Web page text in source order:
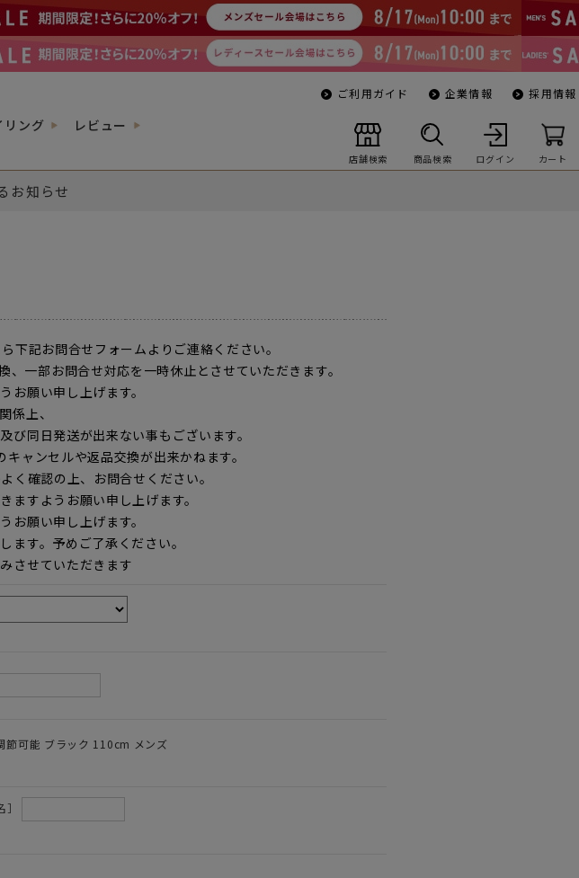
リング レビュー
ご利用ガイド 企業情報 採用情報
店舗検索 商品検索 ログイン カート
お知らせ
下記お問合せフォームよりご連絡ください。
一部お問合せ対応を一時休止とさせていただきます。
願い申し上げます。
係上、
同日発送が出来ない事もございます。
ャンセルや返品交換が出来かねます。
確認の上、お問合せください。
すようお願い申し上げます。
願い申し上げます。
す。予めご了承ください。
させていただきます
節可能 ブラック 110cm メンズ
］